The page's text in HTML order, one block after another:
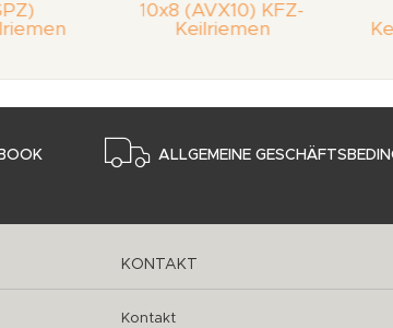
10x8 (AVX10) KFZ-
Keilriemen
ALLGEMEINE
KONTAKT
Kontakt